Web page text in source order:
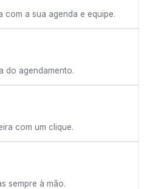
com a sua agenda e equipe.
do agendamento.
com um clique.
sempre à mão.